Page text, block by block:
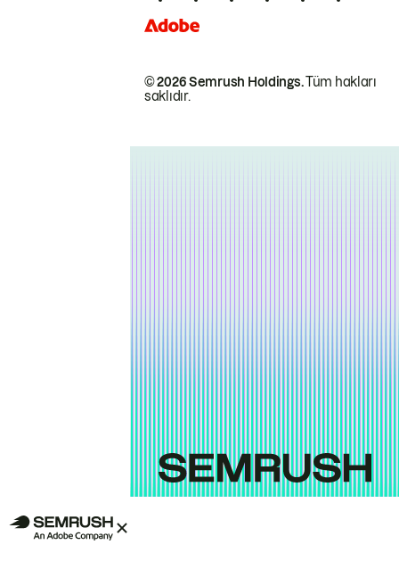
© 2026 Semrush Holdings.Tüm hakları
saklıdır.